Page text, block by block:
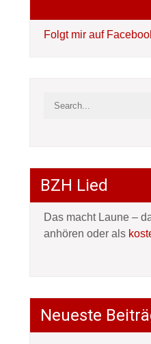
Folgt mir auf
BZH Lied
Das macht Laune –
anhören oder als
Neueste